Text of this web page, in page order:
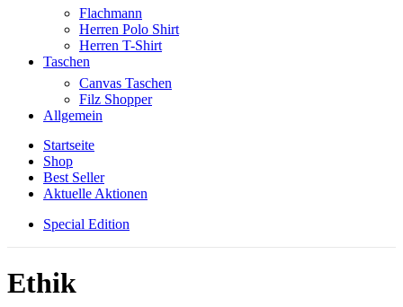
Flachmann
Herren Polo Shirt
Herren T-Shirt
Taschen
Canvas Taschen
Filz Shopper
Allgemein
Startseite
Shop
Best Seller
Aktuelle Aktionen
Special Edition
Ethik